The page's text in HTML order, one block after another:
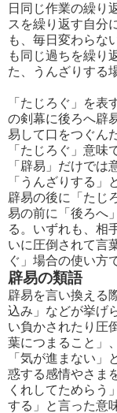
日同じ作業の繰り
スを繰り返す自分
も、毎日変わらな
も同じ過ちを繰り
た、うんざりする
「たじろぐ」を
の剣幕に後ろへ辟
易して口をつぐん
「たじろぐ」意
「辟易」だけで
「うんざりする」
辟易の後に「たじ
易の前に「後ろへ
る。いずれも、相
いに圧倒されて言
ぐ」場合の使い方
辟易の類語
辟易を言い換える
込み」などが挙げ
い負かされたり圧
葉につまること」
「気が進まない」
惑する感情やさま
くれしてためらう
する」と言った意